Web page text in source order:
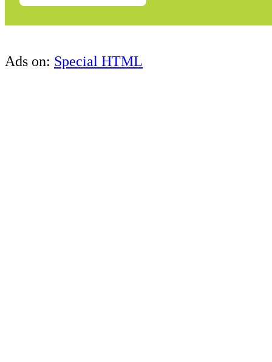
Ads on: Special HTML